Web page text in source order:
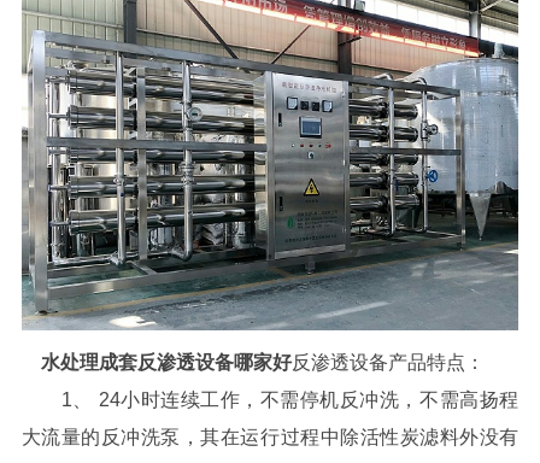
水处理成套反渗透设备哪家好反渗透设备产品特点：
1、 24小时连续工作，不需停机反冲洗，不需高扬程
大流量的反冲洗泵，其在运行过程中除活性炭滤料外没有